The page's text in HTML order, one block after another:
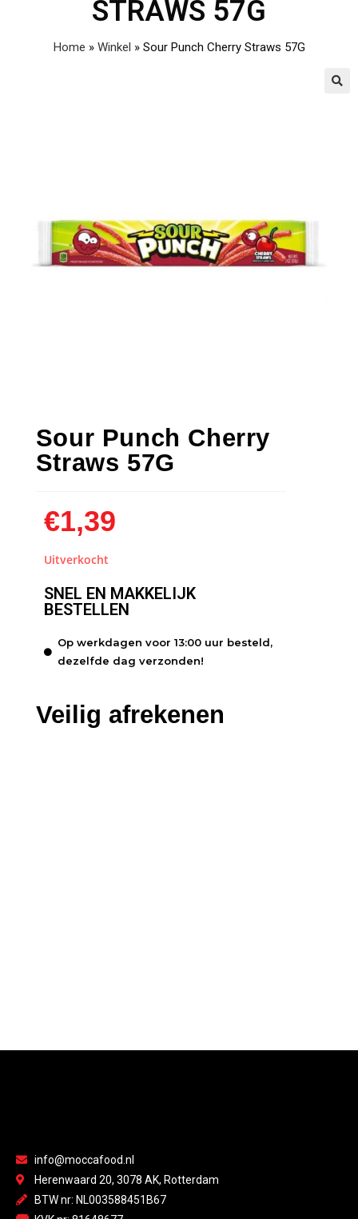
STRAWS 57G
Home » Winkel » Sour Punch Cherry Straws 57G
Sour Punch Cherry
Straws 57G
€1,39
Uitverkocht
SNEL EN MAKKELIJK
BESTELLEN
Op werkdagen voor 13:00 uur besteld,
dezelfde dag verzonden!
Veilig afrekenen
info@moccafood.nl
Herenwaard 20, 3078 AK, Rotterdam
BTW nr: NL003588451B67